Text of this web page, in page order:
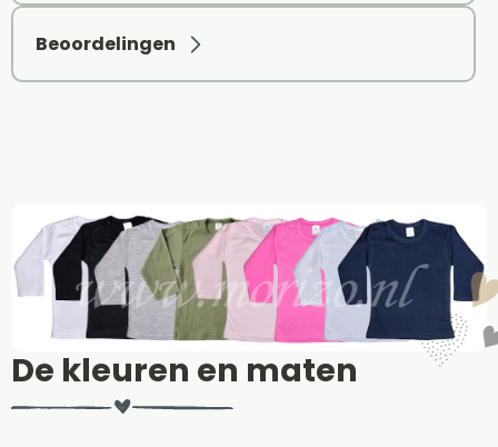
Beoordelingen
De kleuren en maten